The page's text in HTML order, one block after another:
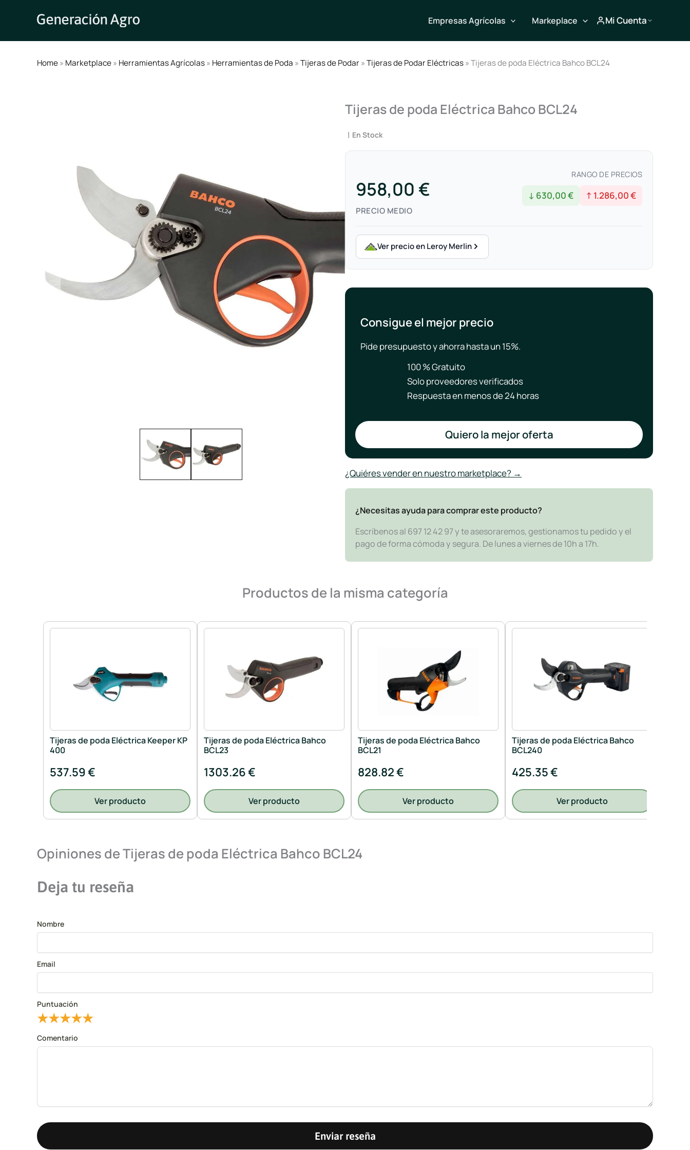
Empresas Agrícolas Markeplace Mi Cuenta
Home» Marketplace» Herramientas Agrícolas» Herramientas de Poda »Tijeras de Podar»Tijeras de Podar Eléctricas» Tijeras de poda Eléctrica Bahco BCL24
Tijeras de poda Eléctrica Bahco BCL24
| En Stock
958,00 €
PRECIO MEDIO
RANGO DE PRECIOS
↓ 630,00 € ↑ 1.286,00 €
Ver precio en Leroy Merlin
Consigue el mejor precio
Pide presupuesto y ahorra hasta un 15%.
100 % Gratuito
Solo proveedores verificados
Respuesta en menos de 24 horas
Quiero la mejor oferta
¿Quiéres vender en nuestro marketplace? →
¿Necesitas ayuda para comprar este producto?
Escríbenos al 697 12 42 97 y te asesoraremos, gestionamos tu pedido y el
pago de forma cómoda y segura. De lunes a viernes de 10h a 17h.
Productos de la misma categoría
Tijeras de poda Eléctrica Keeper KP
400
537.59 €
Ver producto
Tijeras de poda Eléctrica Bahco
BCL23
1303.26 €
Ver producto
Tijeras de poda Eléctrica Bahco
BCL21
828.82 €
Ver producto
Tijeras de poda Eléctrica Bahco
BCL240
425.35 €
Ver producto
Opiniones de Tijeras de poda Eléctrica Bahco BCL24
Deja tu reseña
Nombre
Email
Puntuación
★
★
★
★
★
Comentario
Enviar reseña